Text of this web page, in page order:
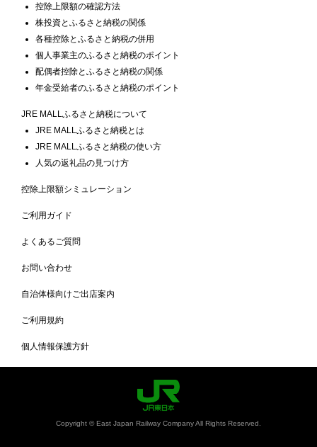
控除上限額の確認方法
株投資とふるさと納税の関係
各種控除とふるさと納税の併用
個人事業主のふるさと納税のポイント
配偶者控除とふるさと納税の関係
年金受給者のふるさと納税のポイント
JRE MALLふるさと納税について
JRE MALLふるさと納税とは
JRE MALLふるさと納税の使い方
人気の返礼品の見つけ方
控除上限額シミュレーション
ご利用ガイド
よくあるご質問
お問い合わせ
自治体様向けご出店案内
ご利用規約
個人情報保護方針
Copyright © East Japan Railway Company All Rights Reserved.